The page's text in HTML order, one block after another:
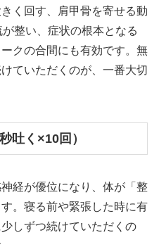
く回す、肩甲骨を寄せる動
整い、症状の根本となる
クの合間にも有効です。無
ていただくのが、一番大切
吐く×10回）
経が優位になり、体が「整
。寝る前や緊張した時に有
しずつ続けていただくの